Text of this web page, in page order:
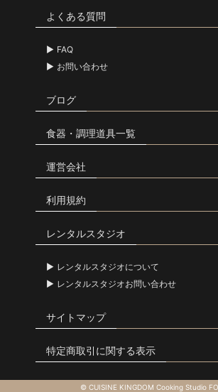
よくある質問
FAQ
お問い合わせ
ブログ
食器・調理道具一覧
運営会社
利用規約
レンタルスタジオ
レンタルスタジオについて
レンタルスタジオお問い合わせ
サイトマップ
特定商取引に関する表示
© CUISINE KINGDOM Cooking Studio